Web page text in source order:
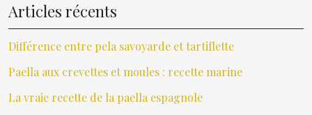
Articles récents
Différence entre pela savoyarde et tartiflette
Paella aux crevettes et moules : recette marine
La vraie recette de la paella espagnole